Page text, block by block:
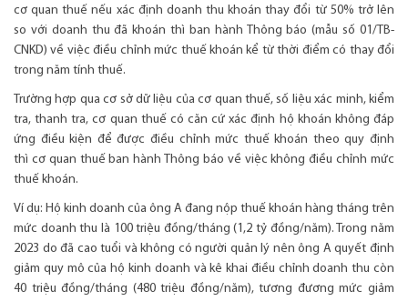
cơ quan thuế nếu xác định doanh thu khoán thay đổi từ 50% trở lên
so với doanh thu đã khoán thì ban hành Thông báo (mẫu số 01/TB-
CNKD) về việc điều chỉnh mức thuế khoán kể từ thời điểm có thay đổi
trong năm tính thuế.
Trường hợp qua cơ sở dữ liệu của cơ quan thuế, số liệu xác minh, kiểm
tra, thanh tra, cơ quan thuế có căn cứ xác định hộ khoán không đáp
ứng điều kiện để được điều chỉnh mức thuế khoán theo quy định
thì cơ quan thuế ban hành Thông báo về việc không điều chỉnh mức
thuế khoán.
Ví dụ: Hộ kinh doanh của ông A đang nộp thuế khoán hàng tháng trên
mức doanh thu là 100 triệu đồng/tháng (1,2 tỷ đồng/năm). Trong năm
2023 do đã cao tuổi và không có người quản lý nên ông A quyết định
giảm quy mô của hộ kinh doanh và kê khai điều chỉnh doanh thu còn
40 triệu đồng/tháng (480 triệu đồng/năm), tương đương mức giảm